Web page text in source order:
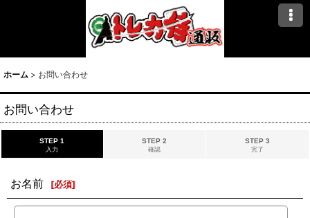
ホーム > お問い合わせ
お問い合わせ
STEP 1
入力
STEP 2
確認
STEP 3
完了
お名前 [必須]